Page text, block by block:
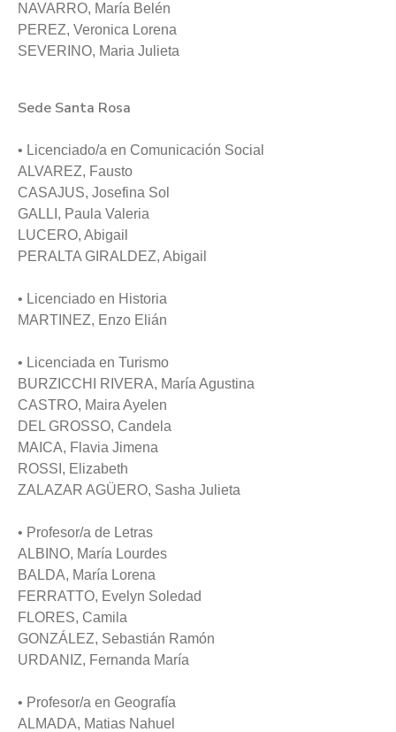
NAVARRO, María Belén
PEREZ, Veronica Lorena
SEVERINO, Maria Julieta
️Sede Santa Rosa
• Licenciado/a en Comunicación Social
ALVAREZ, Fausto
CASAJUS, Josefina Sol
GALLI, Paula Valeria
LUCERO, Abigail
PERALTA GIRALDEZ, Abigail
• Licenciado en Historia
MARTINEZ, Enzo Elián
• Licenciada en Turismo
BURZICCHI RIVERA, María Agustina
CASTRO, Maira Ayelen
DEL GROSSO, Candela
MAICA, Flavia Jimena
ROSSI, Elizabeth
ZALAZAR AGÜERO, Sasha Julieta
• Profesor/a de Letras
ALBINO, María Lourdes
BALDA, María Lorena
FERRATTO, Evelyn Soledad
FLORES, Camila
GONZÁLEZ, Sebastián Ramón
URDANIZ, Fernanda María
• Profesor/a en Geografía
ALMADA, Matias Nahuel